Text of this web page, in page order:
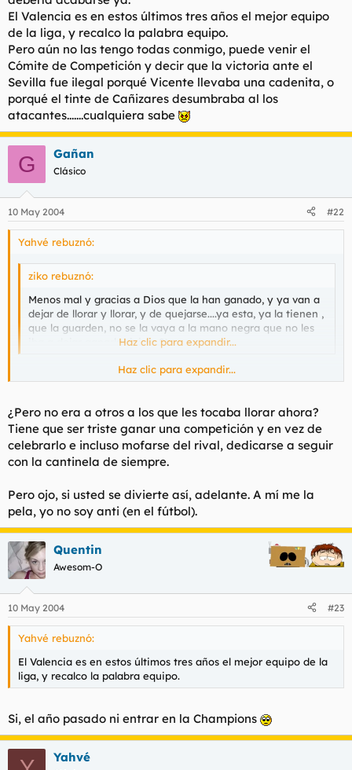
El Valencia es en estos últimos tres años el mejor equipo
de la liga, y recalco la palabra equipo.
Pero aún no las tengo todas conmigo, puede venir el
Cómite de Competición y decir que la victoria ante el
Sevilla fue ilegal porqué Vicente llevaba una cadenita, o
porqué el tinte de Cañizares desumbraba al los
atacantes.......cualquiera sabe
G Gañan
Clásico
10 May 2004 #22
Yahvé rebuznó:
ziko rebuznó:
Menos mal y gracias a Dios que la han ganado, y ya van a
dejar de llorar y llorar, y de quejarse....ya esta, ya la tienen ,
que la guarden, no se la vaya a la mano negra que no les
iba a dejar ganarla...jejeje 8)Haz clic para expandir...
Claro, total, ahora son otros a los que les toca llorar. De hecho
las pelotas de esta liga y qué por él debería acabarse ya.
El Valencia es en estos últimos tres años el mejor equipo de la
liga, y recalco la palabra equipo.
Pero aún no las tengo todas conmigo, puede venir el Cómite
de Competición y decir que la victoria ante el Sevilla fue ilegal
Cañizares desumbraba al los atacantes.......cualquiera sabe
Haz clic para expandir...
¿Pero no era a otros a los que les tocaba llorar ahora?
Tiene que ser triste ganar una competición y en vez de
celebrarlo e incluso mofarse del rival, dedicarse a seguir
con la cantinela de siempre.
Pero ojo, si usted se divierte así, adelante. A mí me la
pela, yo no soy anti (en el fútbol).
Quentin
Awesom-O
10 May 2004 #23
Yahvé rebuznó:
El Valencia es en estos últimos tres años el mejor equipo de la
liga, y recalco la palabra equipo.
Si, el año pasado ni entrar en la Champions
Yahvé